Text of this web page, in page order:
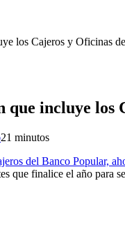
los Cajeros y Oficinas
que incluye
21 minutos
del Banco Popular,
que finalice el año para